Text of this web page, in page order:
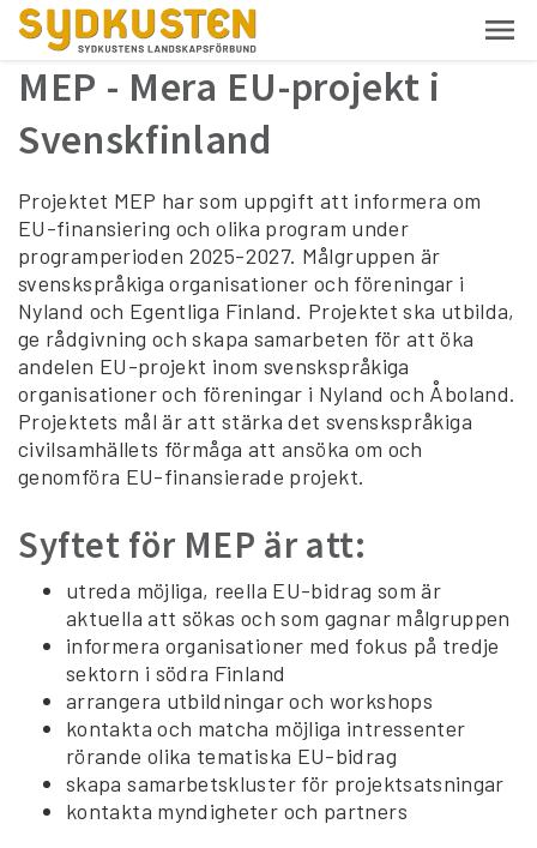
MEP - Mera EU-projekt i
Svenskfinland
Projektet MEP har som uppgift att informera om
EU-finansiering och olika program under
programperioden 2025-2027. Målgruppen är
svenskspråkiga organisationer och föreningar i
Nyland och Egentliga Finland. Projektet ska utbilda,
ge rådgivning och skapa samarbeten för att öka
andelen EU-projekt inom svenskspråkiga
organisationer och föreningar i Nyland och Åboland.
Projektets mål är att stärka det svenskspråkiga
civilsamhällets förmåga att ansöka om och
genomföra EU-finansierade projekt.
Syftet för MEP är att:
utreda möjliga, reella EU-bidrag som är
aktuella att sökas och som gagnar målgruppen
informera organisationer med fokus på tredje
sektorn i södra Finland
arrangera utbildningar och workshops
kontakta och matcha möjliga intressenter
rörande olika tematiska EU-bidrag
skapa samarbetskluster för projektsatsningar
kontakta myndigheter och partners